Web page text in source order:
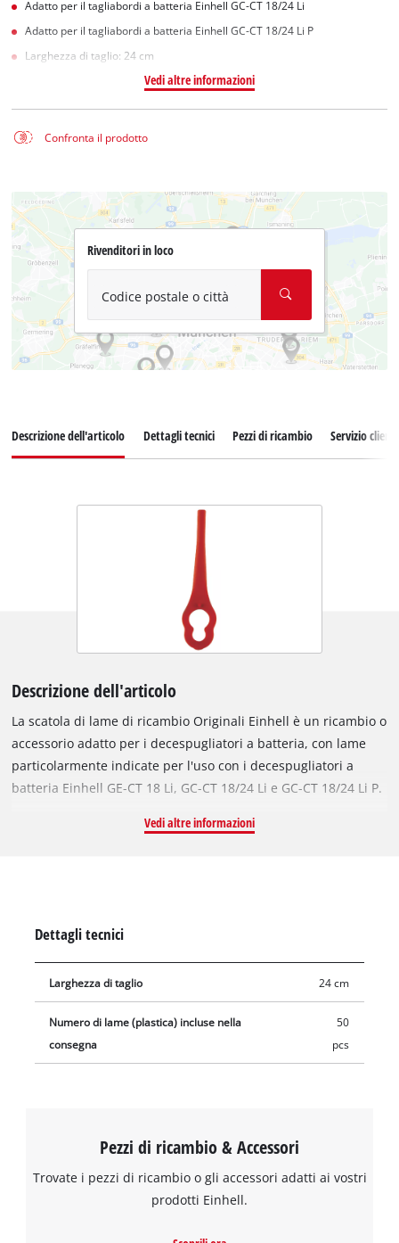
Adatto per il tagliabordi a batteria Einhell GC-CT 18/24 Li
Adatto per il tagliabordi a batteria Einhell GC-CT 18/24 Li P
Larghezza di taglio: 24 cm
Vedi altre informazioni
Confronta il prodotto
Rivenditori in loco
Codice postale o città
Descrizione dell'articolo Dettagli tecnici Pezzi di ricambio Servizio clienti
Descrizione dell'articolo
La scatola di lame di ricambio Originali Einhell è un ricambio o
accessorio adatto per i decespugliatori a batteria, con lame
particolarmente indicate per l'uso con i decespugliatori a
batteria Einhell GE-CT 18 Li, GC-CT 18/24 Li e GC-CT 18/24 Li P.
stoccaggio che permette di ordinarle e mantenerle ben
Vedi altre informazioni
Dettagli tecnici
Larghezza di taglio 24 cm
Numero di lame (plastica) incluse nella
consegna
50
pcs
Pezzi di ricambio & Accessori
Trovate i pezzi di ricambio o gli accessori adatti ai vostri
prodotti Einhell.